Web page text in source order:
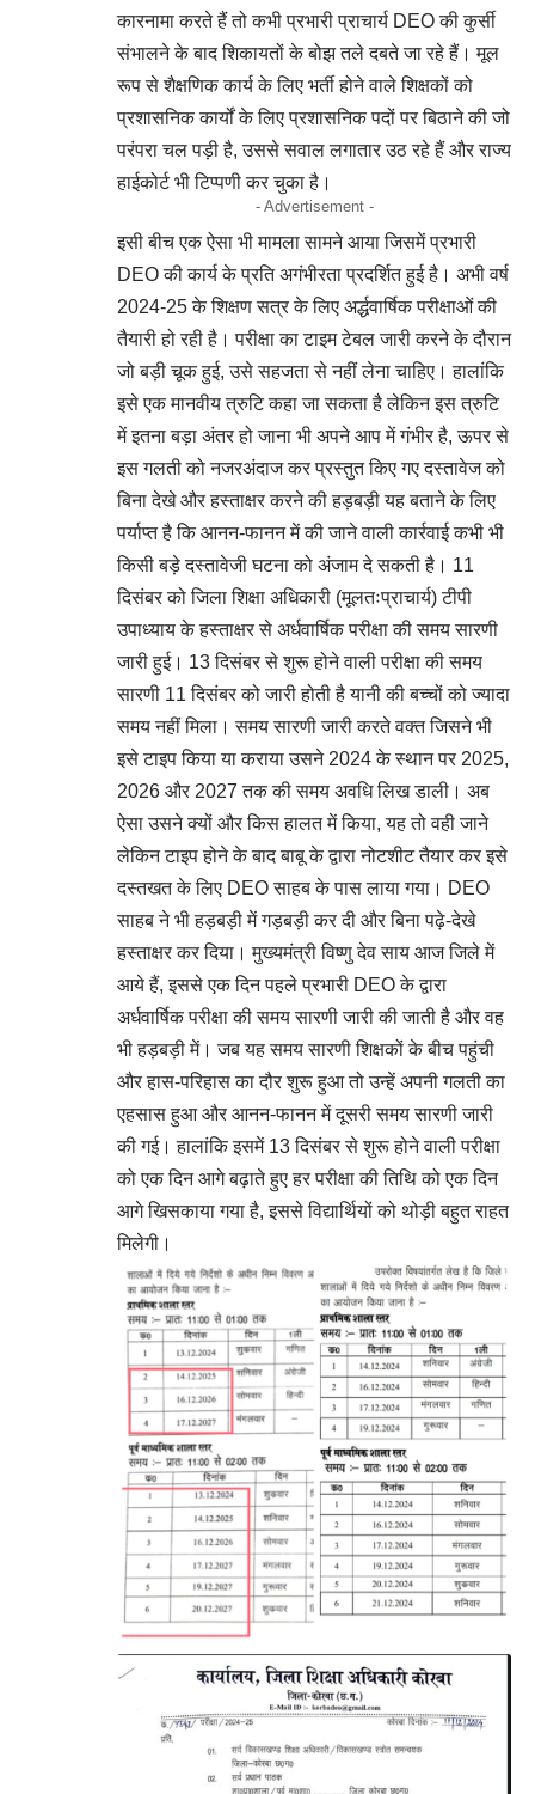
कारनामा करते हैं तो कभी प्रभारी प्राचार्य DEO की कुर्सी
संभालने के बाद शिकायतों के बोझ तले दबते जा रहे हैं। मूल
रूप से शैक्षणिक कार्य के लिए भर्ती होने वाले शिक्षकों को
प्रशासनिक कार्यों के लिए प्रशासनिक पदों पर बिठाने की जो
परंपरा चल पड़ी है, उससे सवाल लगातार उठ रहे हैं और राज्य
हाईकोर्ट भी टिप्पणी कर चुका है।
- Advertisement -
इसी बीच एक ऐसा भी मामला सामने आया जिसमें प्रभारी
DEO की कार्य के प्रति अगंभीरता प्रदर्शित हुई है। अभी वर्ष
2024-25 के शिक्षण सत्र के लिए अर्द्धवार्षिक परीक्षाओं की
तैयारी हो रही है। परीक्षा का टाइम टेबल जारी करने के दौरान
जो बड़ी चूक हुई, उसे सहजता से नहीं लेना चाहिए। हालांकि
इसे एक मानवीय त्रुटि कहा जा सकता है लेकिन इस त्रुटि
में इतना बड़ा अंतर हो जाना भी अपने आप में गंभीर है, ऊपर से
इस गलती को नजरअंदाज कर प्रस्तुत किए गए दस्तावेज को
बिना देखे और हस्ताक्षर करने की हड़बड़ी यह बताने के लिए
पर्याप्त है कि आनन-फानन में की जाने वाली कार्रवाई कभी भी
किसी बड़े दस्तावेजी घटना को अंजाम दे सकती है। 11
दिसंबर को जिला शिक्षा अधिकारी (मूलतःप्राचार्य) टीपी
उपाध्याय के हस्ताक्षर से अर्धवार्षिक परीक्षा की समय सारणी
जारी हुई। 13 दिसंबर से शुरू होने वाली परीक्षा की समय
सारणी 11 दिसंबर को जारी होती है यानी की बच्चों को ज्यादा
समय नहीं मिला। समय सारणी जारी करते वक्त जिसने भी
इसे टाइप किया या कराया उसने 2024 के स्थान पर 2025,
2026 और 2027 तक की समय अवधि लिख डाली। अब
ऐसा उसने क्यों और किस हालत में किया, यह तो वही जाने
लेकिन टाइप होने के बाद बाबू के द्वारा नोटशीट तैयार कर इसे
दस्तखत के लिए DEO साहब के पास लाया गया। DEO
साहब ने भी हड़बड़ी में गड़बड़ी कर दी और बिना पढ़े-देखे
हस्ताक्षर कर दिया। मुख्यमंत्री विष्णु देव साय आज जिले में
आये हैं, इससे एक दिन पहले प्रभारी DEO के द्वारा
अर्धवार्षिक परीक्षा की समय सारणी जारी की जाती है और वह
भी हड़बड़ी में। जब यह समय सारणी शिक्षकों के बीच पहुंची
और हास-परिहास का दौर शुरू हुआ तो उन्हें अपनी गलती का
एहसास हुआ और आनन-फानन में दूसरी समय सारणी जारी
की गई। हालांकि इसमें 13 दिसंबर से शुरू होने वाली परीक्षा
को एक दिन आगे बढ़ाते हुए हर परीक्षा की तिथि को एक दिन
आगे खिसकाया गया है, इससे विद्यार्थियों को थोड़ी बहुत राहत
मिलेगी।